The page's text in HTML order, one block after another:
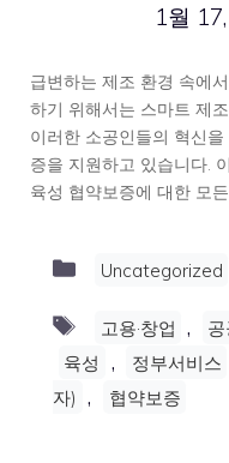
1월
급변하는 제조 환경 속에
하기 위해서는 스마트 제
이러한 소공인들의 혁신
증을 지원하고 있습니다.
육성 협약보증에 대한 모
Categories
Uncategorized
Tags
고용·창업 ,
육성 , 정부서비스
자) , 협약보증